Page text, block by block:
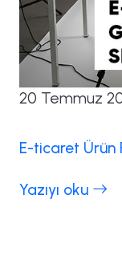
20 Temmuz
E-ticaret Ürün
Yazıyı oku